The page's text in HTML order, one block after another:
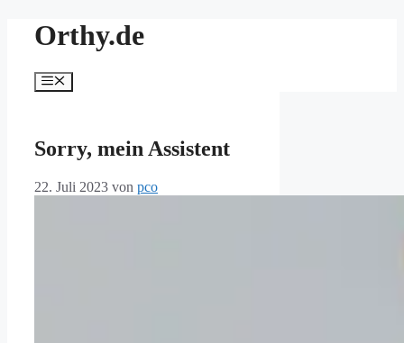
InhaltOrthy.de
Menü
Sorry, mein Assistent
22. Juli 2023 von pco